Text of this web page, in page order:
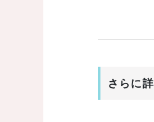
さらに